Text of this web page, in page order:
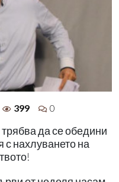
399 0
да се обедини
с нахлуването на